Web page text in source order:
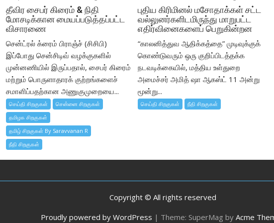
தீவிர சைபர் கிரைம் & நிதி
மோசடிக்கான மையப்படுத்தப்பட்ட
விசாரணை
சென்ட்ரல் க்ரைம் பிராஞ்ச் (சிசிபி)
இப்போது சென்சிடிவ் வழக்குகளில்
முன்னணியில் இருப்பதால், சைபர் கிரைம்
மற்றும் பொருளாதாரக் குற்றங்களைச்
சமாளிப்பதற்கான அணுகுமுறையை...
செய்தி சிறகுகள்
சென்னை சிறகுகள்
தமிழக சிறகுகள்
தமிழ் சிறகுகள் By Saravvanan R
நீதி சிறகுகள்
புதிய கிரிமினல் மசோதாக்கள் சட்ட
வல்லுனர்களிடமிருந்து மாறுபட்ட
எதிர்வினைகளைப் பெறுகின்றன
“காலனித்துவ ஆதிக்கத்தை” முடிவுக்குக்
கொண்டுவரும் ஒரு குறிப்பிடத்தக்க
நடவடிக்கையில், மத்திய உள்துறை
அமைச்சர் அமித் ஷா ஆகஸ்ட் 11 அன்று
மூன்று...
செய்தி சிறகுகள் நீதி சிறகுகள்
Copyright © All rights reserved
Proudly powered by WordPress | Theme: SuperMag by Acme